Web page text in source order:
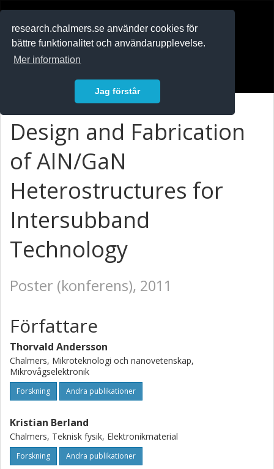
research.chalmers.se använder cookies för
bättre funktionalitet och användarupplevelse.
Mer information
Jag förstår
Design and Fabrication
of AlN/GaN
Heterostructures for
Intersubband
Technology
Poster (konferens), 2011
Författare
Thorvald Andersson
Chalmers, Mikroteknologi och nanovetenskap,
Mikrovågselektronik
Forskning Andra publikationer
Kristian Berland
Chalmers, Teknisk fysik, Elektronikmaterial
Forskning Andra publikationer